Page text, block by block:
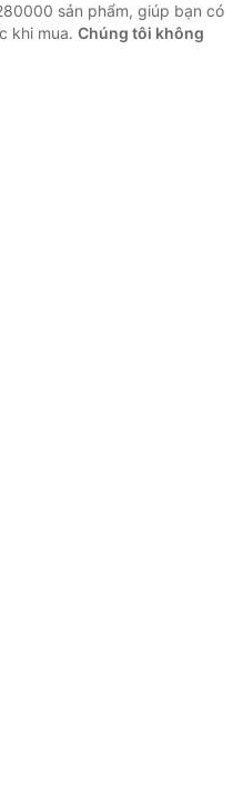
sản phẩm, giúp bạn có
khi mua. Chúng tôi không